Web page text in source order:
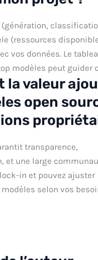
(génération,
(ressources
vos données. Le
modèles peut guider
la valeur
open
transparence,
et une large
in et pouvez ajuster
selon vos